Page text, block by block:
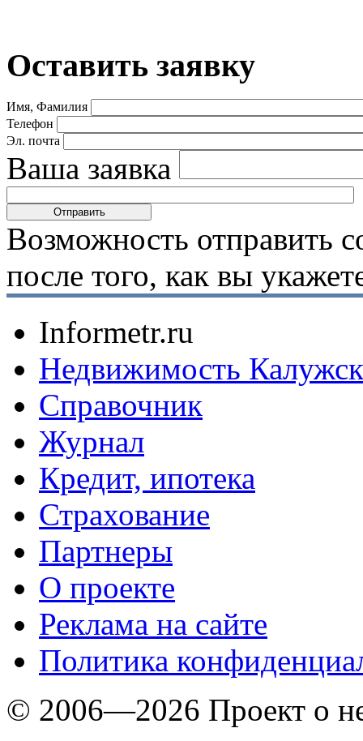
Оставить заявку
Имя, Фамилия
Телефон
Эл. почта
Ваша заявка
Возможность отправить
после того, как вы
Informetr.ru
Недвижимость
Справочник
Журнал
Кредит, ипотека
Страхование
Партнеры
O проекте
Реклама на сайте
Политика
© 2006—2026 Проект о